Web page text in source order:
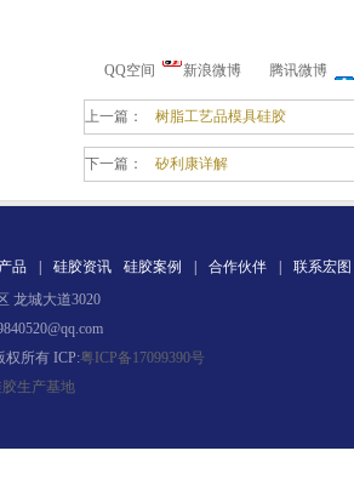
QQ空间 新浪微博 腾讯微博
上一篇： 树脂工艺品模具硅胶
下一篇： 矽利康详解
品 硅胶资讯 硅胶案例 合作伙伴
联系宏图
龙城大道3020
权所有 ICP:粤ICP备17099390号
生产基地